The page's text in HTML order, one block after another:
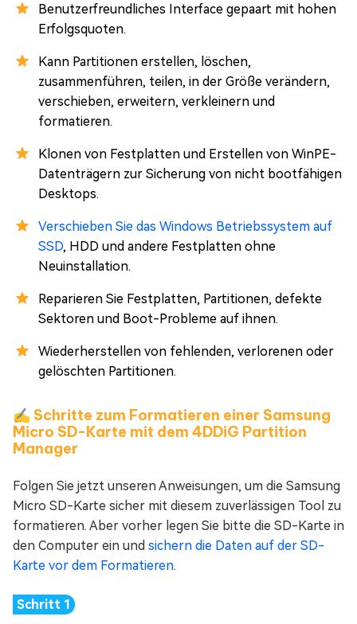
Benutzerfreundliches Interface gepaart mit hohen
Erfolgsquoten.
Kann Partitionen erstellen, löschen,
zusammenführen, teilen, in der Größe verändern,
verschieben, erweitern, verkleinern und
formatieren.
Klonen von Festplatten und Erstellen von WinPE-
Datenträgern zur Sicherung von nicht bootfähigen
Desktops.
Verschieben Sie das Windows Betriebssystem auf
SSD, HDD und andere Festplatten ohne
Neuinstallation.
Reparieren Sie Festplatten, Partitionen, defekte
Sektoren und Boot-Probleme auf ihnen.
Wiederherstellen von fehlenden, verlorenen oder
gelöschten Partitionen.
✍ Schritte zum Formatieren einer Samsung
Micro SD-Karte mit dem 4DDiG Partition
Manager
Folgen Sie jetzt unseren Anweisungen, um die Samsung
Micro SD-Karte sicher mit diesem zuverlässigen Tool zu
formatieren. Aber vorher legen Sie bitte die SD-Karte in
den Computer ein und sichern die Daten auf der SD-
Karte vor dem Formatieren.